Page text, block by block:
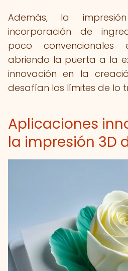
Además, la
incorporación de
poco
abriendo la puerta a la
innovación en la
desafían los límites de lo
Aplicaciones
la impresión 3D